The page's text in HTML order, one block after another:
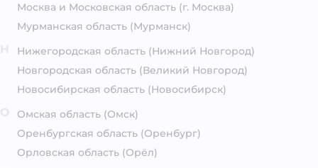
Москва и Московская область (г. Москва)
Мурманская область (Мурманск)
Нижегородская область (Нижний Новгород)
Новгородская область (Великий Новгород)
Новосибирская область (Новосибирск)
Омская область (Омск)
Оренбургская область (Оренбург)
Орловская область (Орёл)